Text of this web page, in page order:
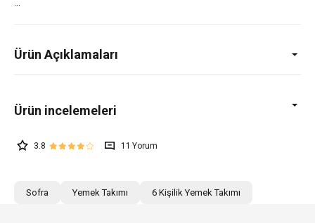
Ürün Açıklamaları
3.8 11
Sofra Yemek Takımı 6 Kişilik Yemek Takımı